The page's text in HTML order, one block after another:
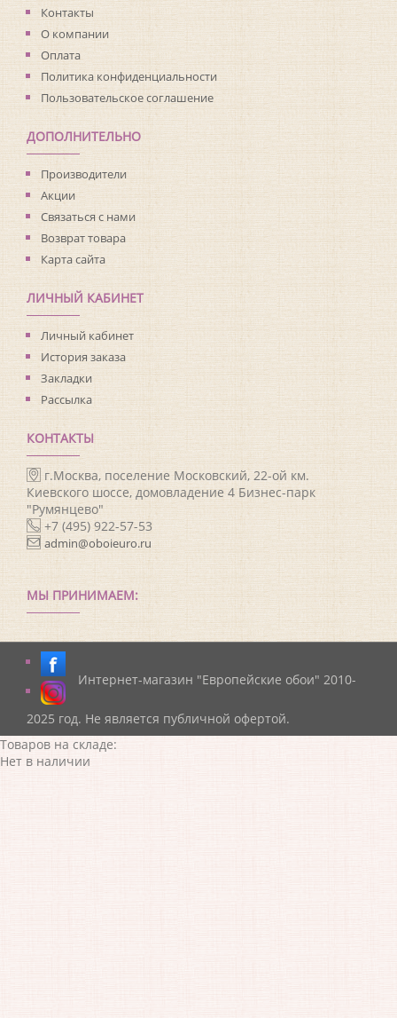
Материал основы:
Флизелин
Раппорт:<>
Контакты
О компании
Оплата
Политика конфиденциальности
Пользовательское соглашение
ДОПОЛНИТЕЛЬНО
Производители
Акции
Связаться с нами
Возврат товара
Карта сайта
ЛИЧНЫЙ КАБИНЕТ
Личный кабинет
История заказа
Закладки
Рассылка
КОНТАКТЫ
г.Москва, поселение Московский, 22-ой км.
Киевского шоссе, домовладение 4 Бизнес-парк
"Румянцево"
+7 (495) 922-57-53
admin@oboieuro.ru
МЫ ПРИНИМАЕМ:
Интернет-магазин "Европейские обои" 2010-
2025 год. Не является публичной офертой.
Товаров на складе:
Нет в наличии